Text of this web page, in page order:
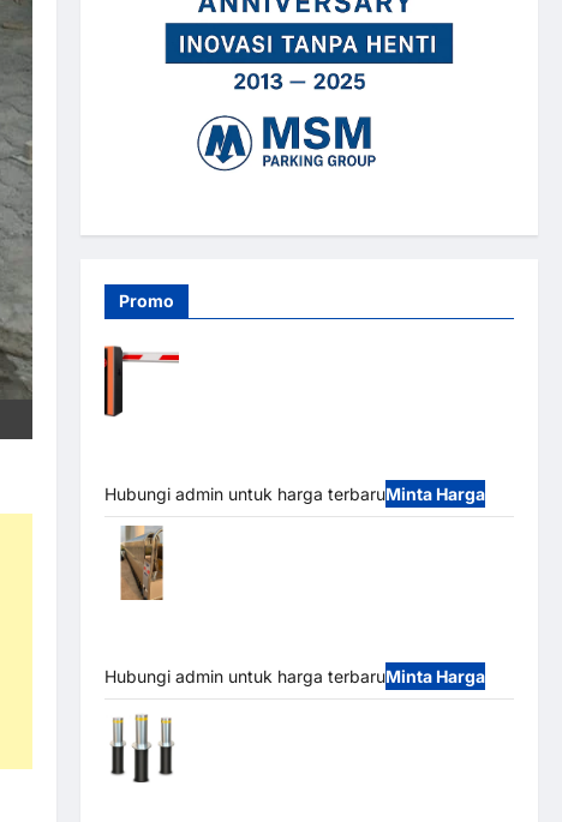
Promo
Hubungi admin untuk harga terbaruMinta Harga
Hubungi admin untuk harga terbaruMinta Harga